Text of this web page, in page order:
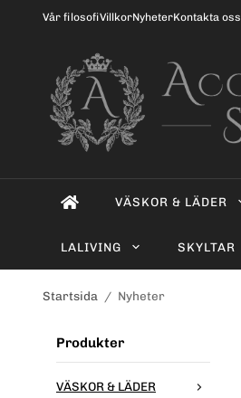
Vår filosofiVillkorNyheterKontakta oss
VÄSKOR & LÄDER
LALIVING SKYLTAR
Startsida / Nyheter
Produkter
VÄSKOR & LÄDER